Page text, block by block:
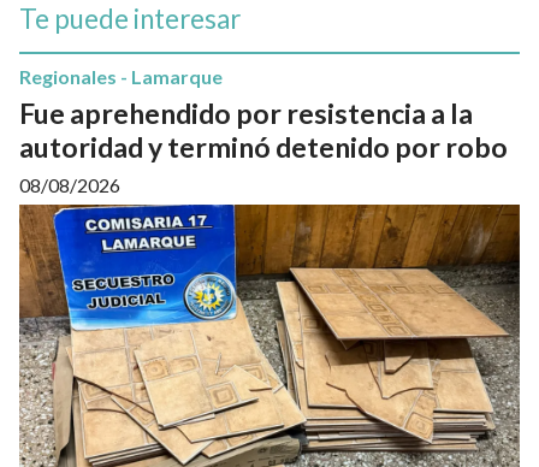
Te puede interesar
Fue aprehendido por resistencia a la
autoridad y terminó detenido por robo
Regionales - Lamarque
08/08/2026